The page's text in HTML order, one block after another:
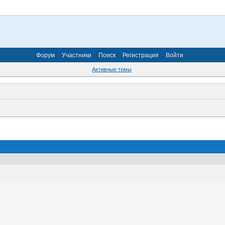
Форум Участники Поиск Регистрация Войти
Активные темы